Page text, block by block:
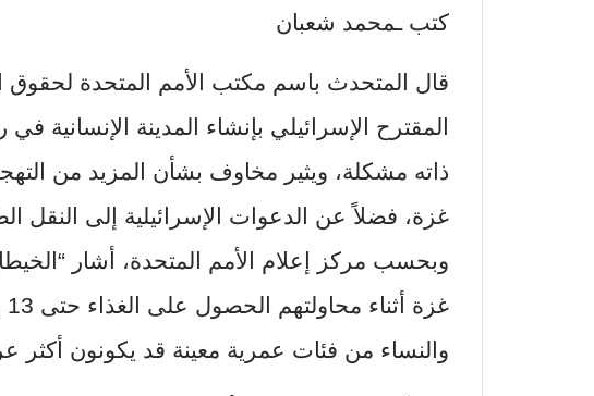
كتب ـمحمد شعبان
قال المتحدث باسم مكتب الأمم المتحدة لحقوق
المقترح الإسرائيلي بإنشاء المدينة
ذاته مشكلة، ويثير مخاوف بشأن المزيد من
غزة، فضلاً عن الدعوات الإسرائيلية إلى النقل
والنساء من فئات عمرية معينة قد يكونون أكثر